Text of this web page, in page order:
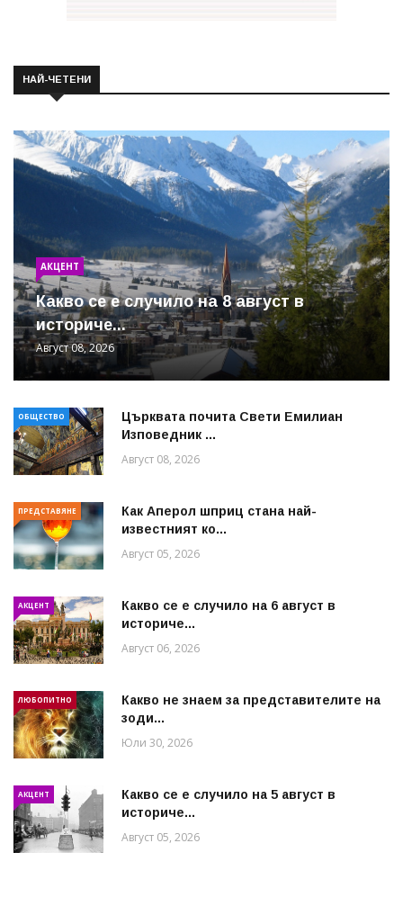
НАЙ-ЧЕТЕНИ
АКЦЕНТ
Какво се е случило на 8 август в
историче...
Август 08, 2026
ОБЩЕСТВО
Църквата почита Свeти Емилиан
Изповедник ...
Август 08, 2026
ПРЕДСТАВЯНЕ
Как Аперол шприц стана най-
известният ко...
Август 05, 2026
АКЦЕНТ
Какво се е случило на 6 август в
историче...
Август 06, 2026
ЛЮБОПИТНО
Какво не знаем за представителите на
зоди...
Юли 30, 2026
АКЦЕНТ
Какво се е случило на 5 август в
историче...
Август 05, 2026